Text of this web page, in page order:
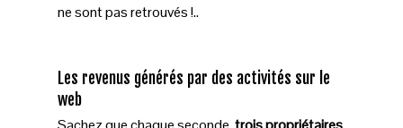
ne sont pas retrouvés !..
Les revenus générés par des activités sur le
web